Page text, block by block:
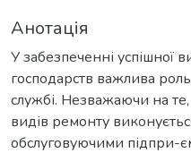
Анотація
У забезпеченні успішної
господарств важлива
службі. Незважаючи на
видів ремонту
обслуговуючими підпри-